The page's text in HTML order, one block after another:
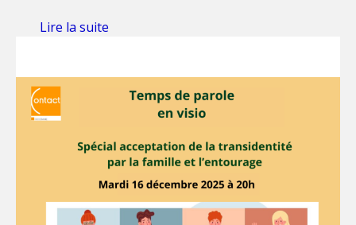
Lire la suite